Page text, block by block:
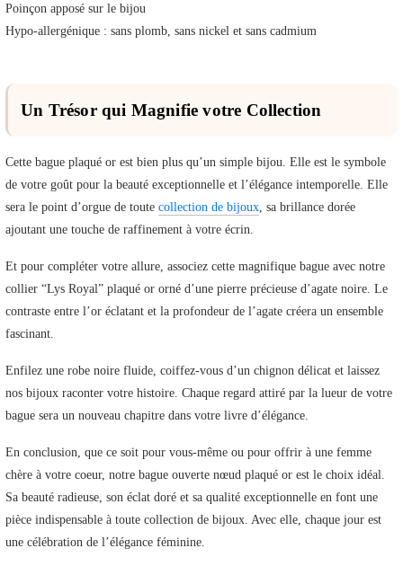
Poinçon apposé sur le bijou
Hypo-allergénique : sans plomb, sans nickel et sans cadmium
Un Trésor qui Magnifie votre Collection
Cette bague plaqué or est bien plus qu’un simple bijou. Elle est le symbole
de votre goût pour la beauté exceptionnelle et l’élégance intemporelle. Elle
sera le point d’orgue de toute collection de bijoux , sa brillance dorée
ajoutant une touche de raffinement à votre écrin.
Et pour compléter votre allure, associez cette magnifique bague avec notre
collier “Lys Royal” plaqué or orné d’une pierre précieuse d’agate noire. Le
contraste entre l’or éclatant et la profondeur de l’agate créera un ensemble
fascinant.
Enfilez une robe noire fluide, coiffez-vous d’un chignon délicat et laissez
nos bijoux raconter votre histoire. Chaque regard attiré par la lueur de votre
bague sera un nouveau chapitre dans votre livre d’élégance.
En conclusion, que ce soit pour vous-même ou pour offrir à une femme
chère à votre coeur, notre bague ouverte nœud plaqué or est le choix idéal.
Sa beauté radieuse, son éclat doré et sa qualité exceptionnelle en font une
pièce indispensable à toute collection de bijoux. Avec elle, chaque jour est
une célébration de l’élégance féminine.